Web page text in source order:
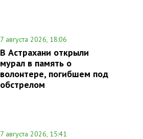
7 августа 2026, 18:06
В Астрахани открыли
мурал в память о
волонтере, погибшем под
обстрелом
7 августа 2026, 15:41